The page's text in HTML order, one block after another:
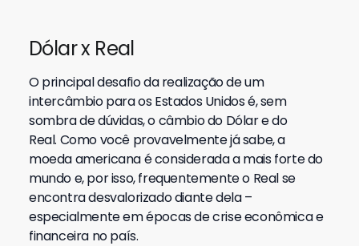
Dólar x Real
O principal desafio da realização de um
intercâmbio para os Estados Unidos é, sem
sombra de dúvidas, o câmbio do Dólar e do
Real. Como você provavelmente já sabe, a
moeda americana é considerada a mais forte do
mundo e, por isso, frequentemente o Real se
encontra desvalorizado diante dela –
especialmente em épocas de crise econômica e
financeira no país.